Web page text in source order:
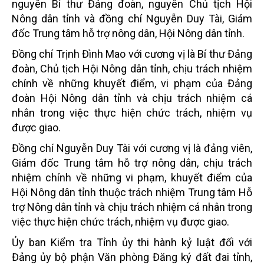
nguyên Bí thư Đảng đoàn, nguyên Chủ tịch Hội
Nông dân tỉnh và đồng chí Nguyễn Duy Tài, Giám
đốc Trung tâm hỗ trợ nông dân, Hội Nông dân tỉnh.
Đồng chí Trịnh Đình Mao với cương vị là Bí thư Đảng
đoàn, Chủ tịch Hội Nông dân tỉnh, chịu trách nhiệm
chính về những khuyết điểm, vi phạm của Đảng
đoàn Hội Nông dân tỉnh và chịu trách nhiệm cá
nhân trong việc thực hiện chức trách, nhiệm vụ
được giao.
Đồng chí Nguyễn Duy Tài với cương vị là đảng viên,
Giám đốc Trung tâm hỗ trợ nông dân, chịu trách
nhiệm chính về những vi phạm, khuyết điểm của
Hội Nông dân tỉnh thuộc trách nhiệm Trung tâm Hỗ
trợ Nông dân tỉnh và chịu trách nhiệm cá nhân trong
việc thực hiện chức trách, nhiệm vụ được giao.
Ủy ban Kiểm tra Tỉnh ủy thi hành kỷ luật đối với
Đảng ủy bộ phận Văn phòng Đăng ký đất đai tỉnh,